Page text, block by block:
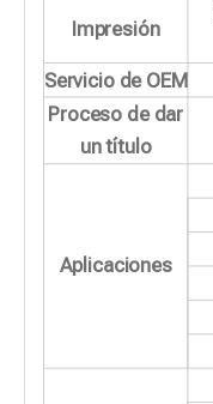
Impresión
Servicio de OEM
Proceso de dar
un título
Aplicaciones